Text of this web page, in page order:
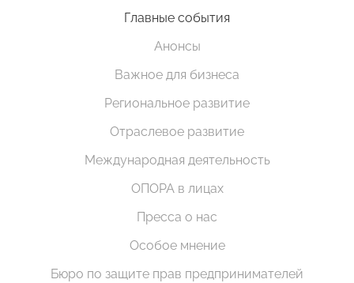
Главные события
Анонсы
Важное для бизнеса
Региональное развитие
Отраслевое развитие
Международная деятельность
ОПОРА в лицах
Пресса о нас
Особое мнение
Бюро по защите прав предпринимателей